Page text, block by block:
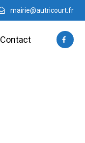
mairie@autricourt.fr
Contact